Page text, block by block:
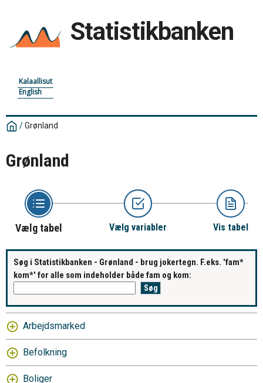
Statistikbanken
Kalaallisut
English
/Grønland
Grønland
Vælg tabel Vælg variabler Vis tabel
Søg i Statistikbanken - Grønland - brug jokertegn. F.eks. 'fam*
kom*' for alle som indeholder både fam og kom:
Arbejdsmarked
Befolkning
Boliger